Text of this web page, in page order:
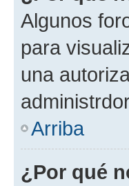
Algunos
para
una
Arriba
¿Por qué